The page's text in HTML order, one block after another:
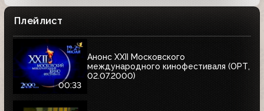
Плейлист
00:33
Анонс XXII Московского
международного кинофестиваля (ОРТ,
02.07.2000)